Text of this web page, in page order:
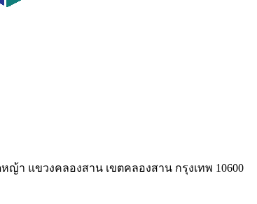
า แขวงคลองสาน เขตคลองสาน กรุงเทพ 10600